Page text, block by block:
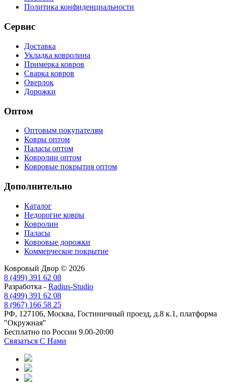
Политика конфиденциальности
Сервис
Доставка
Укладка ковролина
Примерка ковров
Сварка ковров
Оверлок
Дорожки
Оптом
Оптовым покупателям
Ковры оптом
Паласы оптом
Ковролин оптом
Ковровые покрытия оптом
Дополнительно
Каталог
Недорогие ковры
Ковролин
Паласы
Ковровые дорожки
Коммерческое покрытие
Ковровый Двор © 2026
8 (499) 391 62 08
Разработка - Radius-Studio
8 (499) 391 62 08
8 (967) 166 58 25
РФ, 127106, Москва, Гостиничный проезд, д.8 к.1, платформа
"Окружная"
Бесплатно по России 9.00-20:00
Связаться С Нами